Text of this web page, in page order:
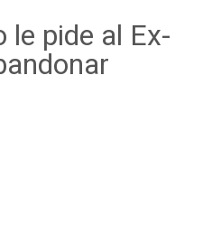
pide al Ex-